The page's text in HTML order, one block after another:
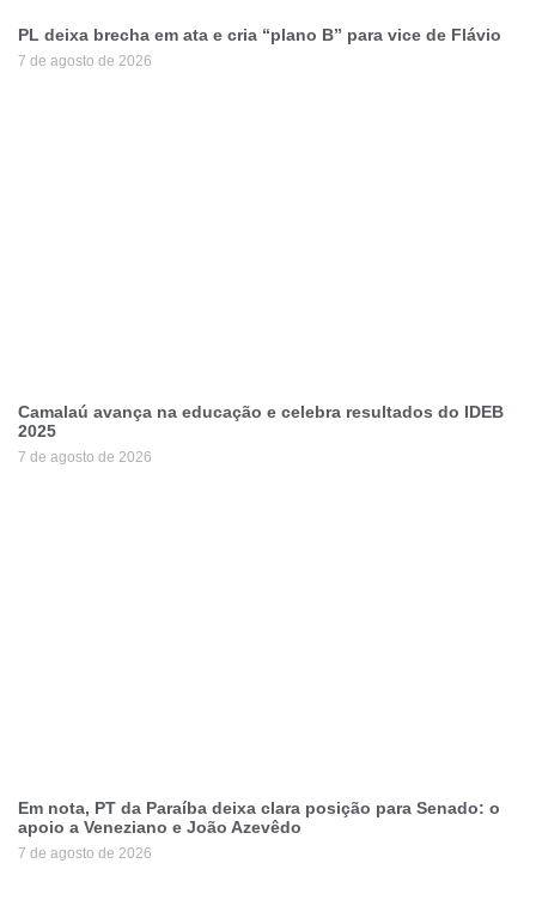
PL deixa brecha em ata e cria “plano B” para vice de Flávio
7 de agosto de 2026
Camalaú avança na educação e celebra resultados do IDEB
2025
7 de agosto de 2026
Em nota, PT da Paraíba deixa clara posição para Senado: o
apoio a Veneziano e João Azevêdo
7 de agosto de 2026